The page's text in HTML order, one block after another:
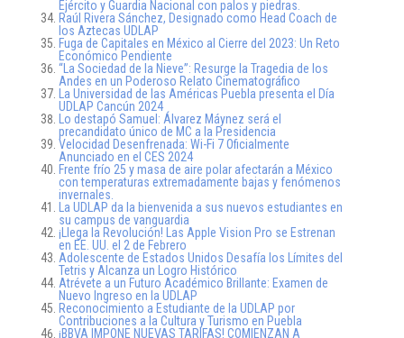
Ejército y Guardia Nacional con palos y piedras.
Raúl Rivera Sánchez, Designado como Head Coach de
los Aztecas UDLAP
Fuga de Capitales en México al Cierre del 2023: Un Reto
Económico Pendiente
“La Sociedad de la Nieve”: Resurge la Tragedia de los
Andes en un Poderoso Relato Cinematográfico
La Universidad de las Américas Puebla presenta el Día
UDLAP Cancún 2024
Lo destapó Samuel: Álvarez Máynez será el
precandidato único de MC a la Presidencia
Velocidad Desenfrenada: Wi-Fi 7 Oficialmente
Anunciado en el CES 2024
Frente frío 25 y masa de aire polar afectarán a México
con temperaturas extremadamente bajas y fenómenos
invernales.
La UDLAP da la bienvenida a sus nuevos estudiantes en
su campus de vanguardia
¡Llega la Revolución! Las Apple Vision Pro se Estrenan
en EE. UU. el 2 de Febrero
Adolescente de Estados Unidos Desafía los Límites del
Tetris y Alcanza un Logro Histórico
Atrévete a un Futuro Académico Brillante: Examen de
Nuevo Ingreso en la UDLAP
Reconocimiento a Estudiante de la UDLAP por
Contribuciones a la Cultura y Turismo en Puebla
¡BBVA IMPONE NUEVAS TARIFAS! COMIENZAN A